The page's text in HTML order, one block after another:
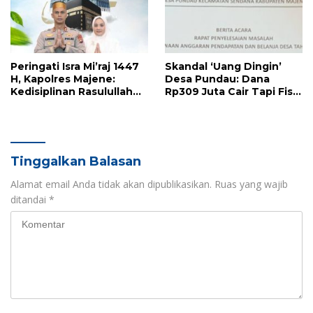
Peringati Isra Mi’raj 1447
H, Kapolres Majene:
Kedisiplinan Rasulullah
Skandal ‘Uang Dingin’
Desa Pundau: Dana
Rp309 Juta Cair Tapi Fisik
Tinggalkan Balasan
Alamat email Anda tidak akan dipublikasikan. Ruas yang wajib
ditandai *